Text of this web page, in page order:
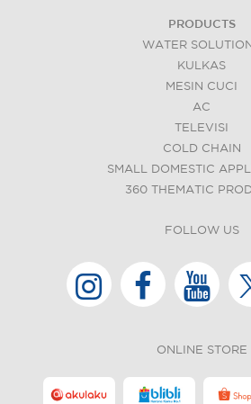
PRODUCTS
WATER
KULKAS
MESIN CUCI
AC
TELEVISI
COLD CHAIN
SMALL DOMESTIC
360 THEMATIC
FOLLOW US
ONLINE STORE